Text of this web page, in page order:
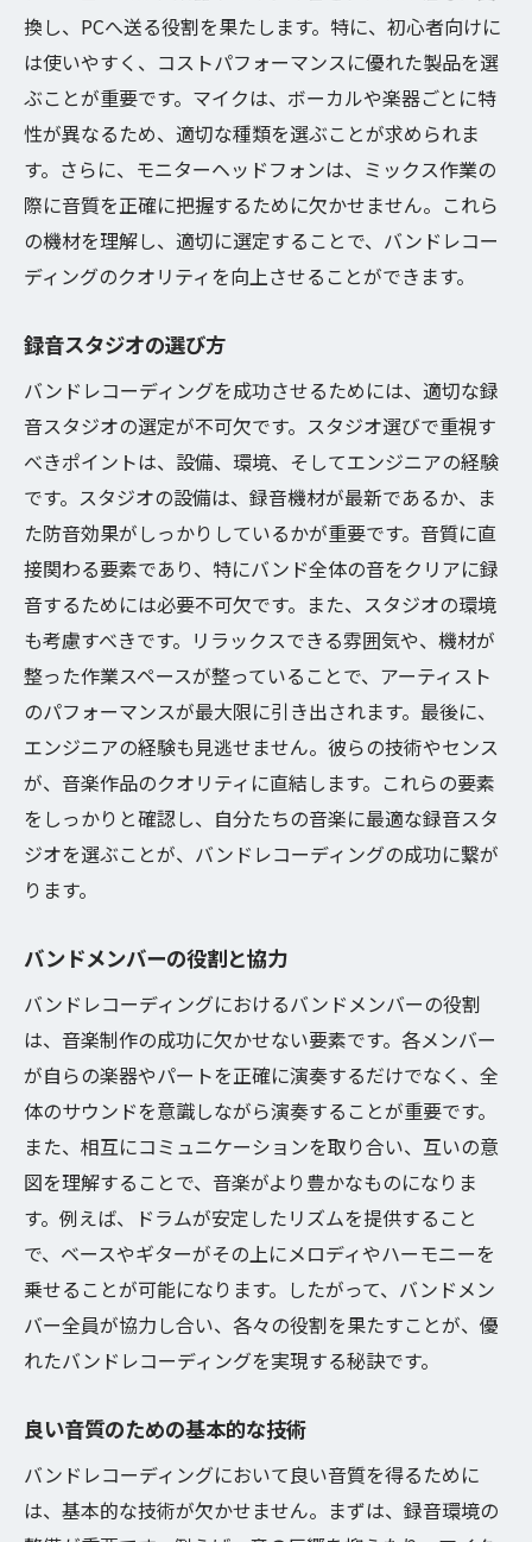
音楽表現の共有と調整
共同作業でのトラブルの回避
個性を活かしたサウンド作り
ライブパフォーマンスへの応用
リスナーを感動させるサウンドの作り方
情感を込めた録音テクニック
ダイナミクスとバランスの調整
エフェクトの効果的な利用
ストーリーテリングを音で表現
リスナーの心をつかむポイント
感動を生むフィードバックループ
音楽制作の成功に導くバンドレコーディングの
ヒント
成功するレコーディングのための心構え
プロフェッショナルから学ぶ教訓
現場での即興力の高め方
制作期間の効率的な管理
音楽業界のトレンドと応用
未来を見据えた音楽制作
換し、PCへ送る役割を果たします。特に、初心者向けに
は使いやすく、コストパフォーマンスに優れた製品を選
ぶことが重要です。マイクは、ボーカルや楽器ごとに特
性が異なるため、適切な種類を選ぶことが求められま
す。さらに、モニターヘッドフォンは、ミックス作業の
際に音質を正確に把握するために欠かせません。これら
の機材を理解し、適切に選定することで、バンドレコー
ディングのクオリティを向上させることができます。
録音スタジオの選び方
バンドレコーディングを成功させるためには、適切な録
音スタジオの選定が不可欠です。スタジオ選びで重視す
べきポイントは、設備、環境、そしてエンジニアの経験
です。スタジオの設備は、録音機材が最新であるか、ま
た防音効果がしっかりしているかが重要です。音質に直
接関わる要素であり、特にバンド全体の音をクリアに録
音するためには必要不可欠です。また、スタジオの環境
も考慮すべきです。リラックスできる雰囲気や、機材が
整った作業スペースが整っていることで、アーティスト
のパフォーマンスが最大限に引き出されます。最後に、
エンジニアの経験も見逃せません。彼らの技術やセンス
が、音楽作品のクオリティに直結します。これらの要素
をしっかりと確認し、自分たちの音楽に最適な録音スタ
ジオを選ぶことが、バンドレコーディングの成功に繋が
ります。
バンドメンバーの役割と協力
バンドレコーディングにおけるバンドメンバーの役割
は、音楽制作の成功に欠かせない要素です。各メンバー
が自らの楽器やパートを正確に演奏するだけでなく、全
体のサウンドを意識しながら演奏することが重要です。
また、相互にコミュニケーションを取り合い、互いの意
図を理解することで、音楽がより豊かなものになりま
す。例えば、ドラムが安定したリズムを提供すること
で、ベースやギターがその上にメロディやハーモニーを
乗せることが可能になります。したがって、バンドメン
バー全員が協力し合い、各々の役割を果たすことが、優
れたバンドレコーディングを実現する秘訣です。
良い音質のための基本的な技術
バンドレコーディングにおいて良い音質を得るために
は、基本的な技術が欠かせません。まずは、録音環境の